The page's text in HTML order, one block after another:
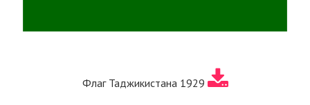
Флаг Таджикистана 1929